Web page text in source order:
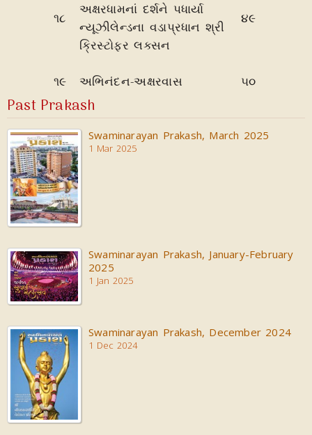
૧૮
અક્ષરધામનાં દર્શને પધાર્યા
ન્યૂઝીલેન્ડના વડાપ્રધાન શ્રી
ક્રિસ્ટોફર લક્સન
૪૯
૧૯ અભિનંદન-અક્ષરવાસ ૫૦
Past Prakash
Swaminarayan Prakash, March 2025
1 Mar 2025
Swaminarayan Prakash, January-February
2025
1 Jan 2025
Swaminarayan Prakash, December 2024
1 Dec 2024